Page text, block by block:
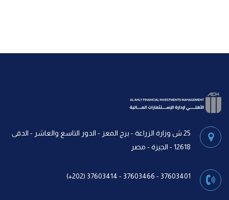
25 ش وزارة الزراعة - برج المعز - الدور التاسع والعاشر - الدقى
12618 - الجيزة - مصر
37603401 - 37603466 - 37603414 (202+)